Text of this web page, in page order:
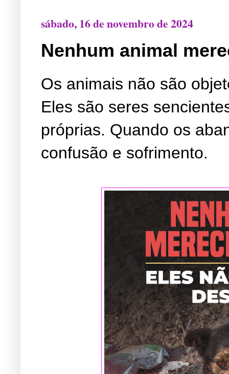
sábado, 16 de novembro de 2024
Nenhum animal
Os animais não são
Eles são seres
próprias. Quando os
confusão e sofrimento.